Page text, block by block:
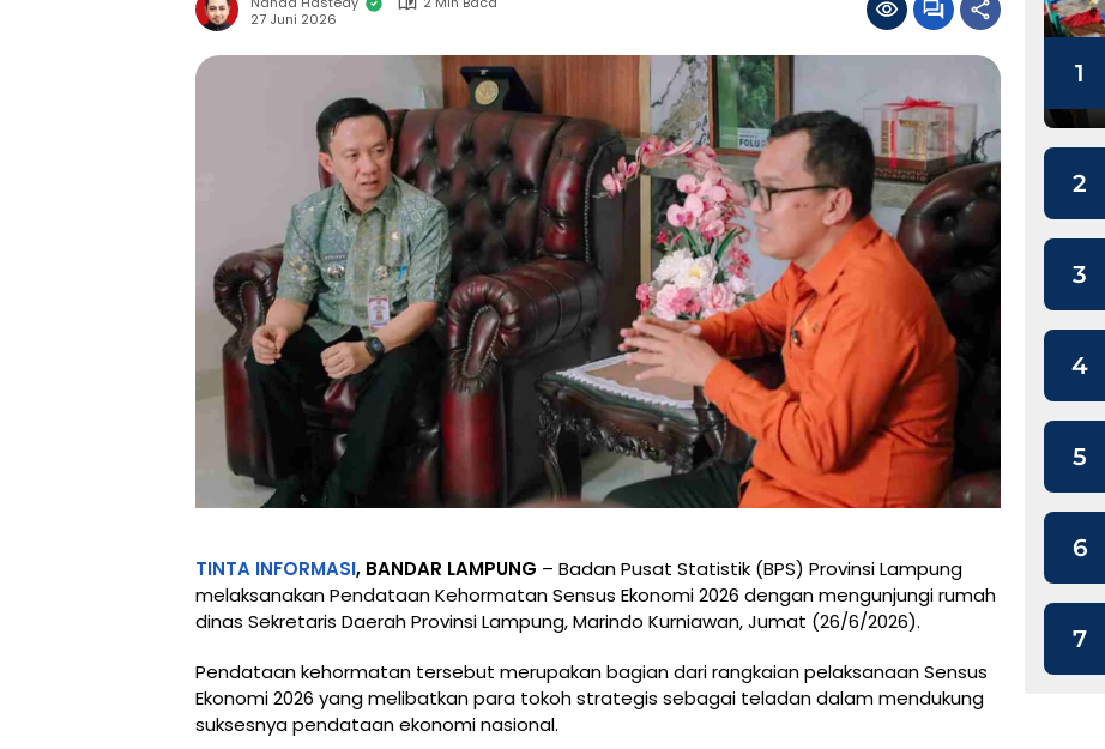
27 Juni 2026
TINTA INFORMASI, BANDAR LAMPUNG – Badan Pusat Statistik (BPS) Provinsi Lampung
melaksanakan Pendataan Kehormatan Sensus Ekonomi 2026 dengan mengunjungi rumah
dinas Sekretaris Daerah Provinsi Lampung, Marindo Kurniawan, Jumat (26/6/2026).
Pendataan kehormatan tersebut merupakan bagian dari rangkaian pelaksanaan Sensus
Ekonomi 2026 yang melibatkan para tokoh strategis sebagai teladan dalam mendukung
suksesnya pendataan ekonomi nasional.
1
2
3
4
5
6
7